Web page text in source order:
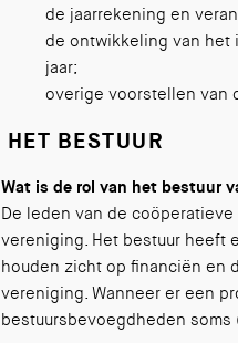
de jaarrekening en
de ontwikkeling van het
jaar;
overige voorstellen van
HET BESTUUR
Wat is de rol van het bestuur
De leden van de
vereniging. Het bestuur heeft
houden zicht op financiën en
vereniging. Wanneer er een
bestuursbevoegdheden